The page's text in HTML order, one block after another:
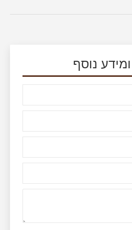
נוסף